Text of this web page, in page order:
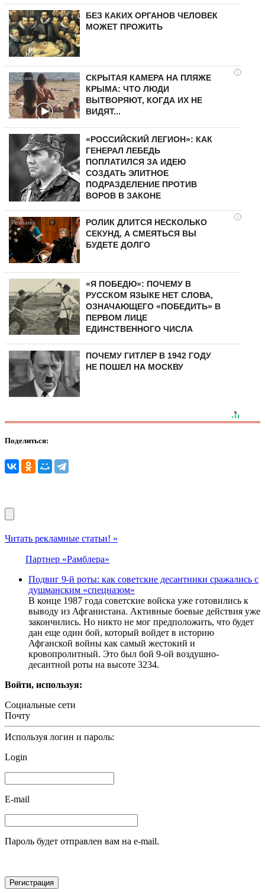
БЕЗ КАКИХ ОРГАНОВ ЧЕЛОВЕК
МОЖЕТ ПРОЖИТЬ
i
СКРЫТАЯ КАМЕРА НА ПЛЯЖЕ
КРЫМА: ЧТО ЛЮДИ
ВЫТВОРЯЮТ, КОГДА ИХ НЕ
ВИДЯТ...
«РОССИЙСКИЙ ЛЕГИОН»: КАК
ГЕНЕРАЛ ЛЕБЕДЬ
ПОПЛАТИЛСЯ ЗА ИДЕЮ
СОЗДАТЬ ЭЛИТНОЕ
ПОДРАЗДЕЛЕНИЕ ПРОТИВ
ВОРОВ В ЗАКОНЕ
i
РОЛИК ДЛИТСЯ НЕСКОЛЬКО
СЕКУНД, А СМЕЯТЬСЯ ВЫ
БУДЕТЕ ДОЛГО
«Я ПОБЕДЮ»: ПОЧЕМУ В
РУССКОМ ЯЗЫКЕ НЕТ СЛОВА,
ОЗНАЧАЮЩЕГО «ПОБЕДИТЬ» В
ПЕРВОМ ЛИЦЕ
ЕДИНСТВЕННОГО ЧИСЛА
ПОЧЕМУ ГИТЛЕР В 1942 ГОДУ
НЕ ПОШЕЛ НА МОСКВУ
Поделиться:
Читать рекламные статьи! »
Партнер «Рамблера»
Подвиг 9-й роты: как советские десантники сражались с
душманским «спецназом»
В конце 1987 года советские войска уже готовились к
выводу из Афганистана. Активные боевые действия уже
закончились. Но никто не мог предположить, что будет
дан еще один бой, который войдет в историю
Афганской войны как самый жестокий и
кровопролитный. Это был бой 9-ой воздушно-
десантной роты на высоте 3234.
Войти, используя:
Социальные сети
Почту
Используя логин и пароль:
Login
E-mail
Пароль будет отправлен вам на e-mail.